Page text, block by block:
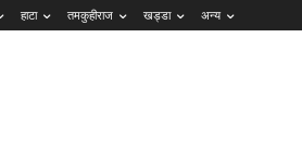
हाटा तमकुहीराज खड्डा अन्य